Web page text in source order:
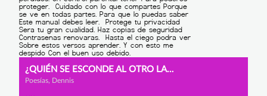
¿QUIÉN SE ESCONDE AL OTRO LADO?
Poesías, Dennis